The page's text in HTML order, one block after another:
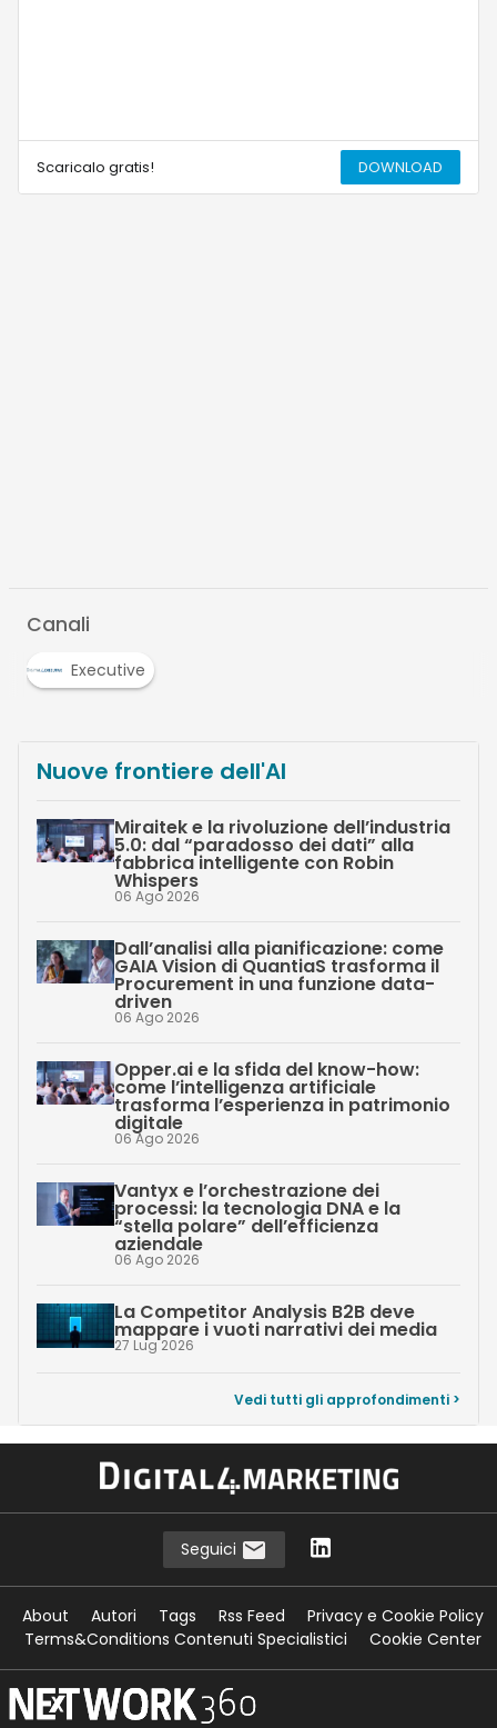
Scaricalo gratis! DOWNLOAD
Canali
Executive
Nuove frontiere dell'AI
Miraitek e la rivoluzione dell’industria
5.0: dal “paradosso dei dati” alla
fabbrica intelligente con Robin
Whispers
06 Ago 2026
Dall’analisi alla pianificazione: come
GAIA Vision di QuantiaS trasforma il
Procurement in una funzione data-
driven
06 Ago 2026
Opper.ai e la sfida del know-how:
come l’intelligenza artificiale
trasforma l’esperienza in patrimonio
digitale
06 Ago 2026
Vantyx e l’orchestrazione dei
processi: la tecnologia DNA e la
“stella polare” dell’efficienza
aziendale
06 Ago 2026
La Competitor Analysis B2B deve
mappare i vuoti narrativi dei media
27 Lug 2026
Vedi tutti gli approfondimenti >
Seguici
About Autori Tags Rss Feed
Privacy e Cookie Policy
Terms&Conditions Contenuti Specialistici
Cookie Center